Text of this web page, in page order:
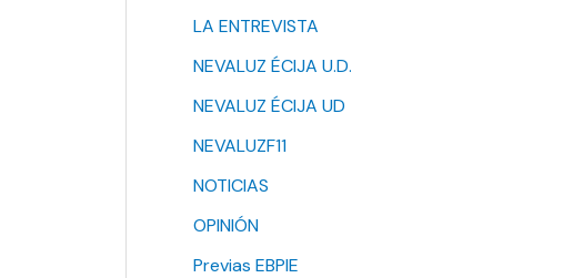
LA ENTREVISTA
NEVALUZ ÉCIJA U.D.
NEVALUZ ÉCIJA UD
NEVALUZF11
NOTICIAS
OPINIÓN
Previas EBPIE